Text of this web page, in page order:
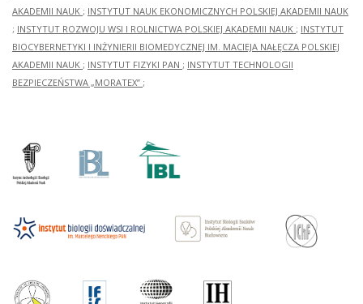
AKADEMII NAUK ; INSTYTUT NAUK EKONOMICZNYCH POLSKIEJ AKADEMII NAUK
; INSTYTUT ROZWOJU WSI I ROLNICTWA POLSKIEJ AKADEMII NAUK ; INSTYTUT
BIOCYBERNETYKI I INŻYNIERII BIOMEDYCZNEJ IM. MACIEJA NAŁĘCZA POLSKIEJ
AKADEMII NAUK ; INSTYTUT FIZYKI PAN ; INSTYTUT TECHNOLOGII
BEZPIECZEŃSTWA „MORATEX” ;